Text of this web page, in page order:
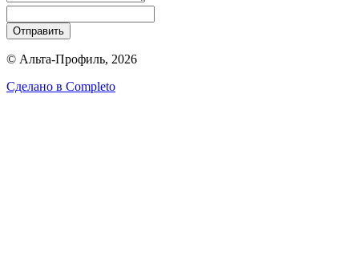
Отправить
© Альта-Профиль, 2026
Сделано в Completo